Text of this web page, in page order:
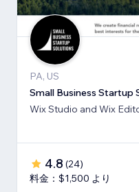
PA, US
Small Business Startup
Wix Studio and Wix
4.8 (24)
料金：$1,500 より